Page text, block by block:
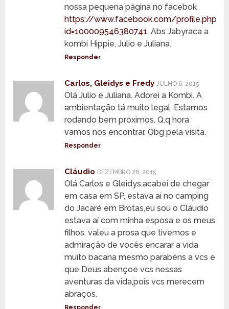
nossa pequena página no facebok
https://www.facebook.com/profile.php?
id=100009546380741, Abs Jabyraca a
kombi Hippie, Julio e Juliana.
Responder
Carlos, Gleidys e Fredy JULHO 6, 2015
Olá Julio e Juliana. Adorei a Kombi. A
ambientação tá muito legal. Estamos
rodando bem próximos. Q.q hora
vamos nos encontrar. Obg pela visita.
Responder
Cláudio DEZEMBRO 26, 2015
Olá Carlos e Gleidys,acabei de chegar
em casa em SP, estava ai no camping
do Jacaré em Brotas,eu sou o Cláudio
estava aí com minha esposa e os meus
filhos, valeu a prosa que tivemos e
admiração de vocês encarar a vida
muito bacana mesmo parabéns a vcs e
que Deus abençoe vcs nessas
aventuras da vida,pois vcs merecem
abraços.
Responder